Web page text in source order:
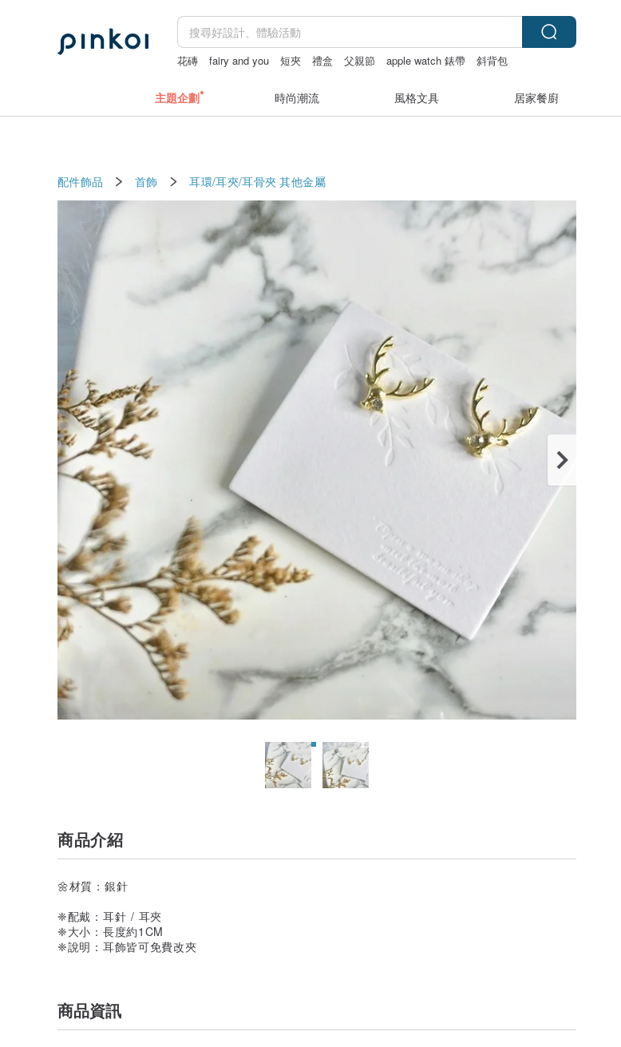
花磚 fairy and you 短夾 禮盒 父親節 apple watch 錶帶
斜背包
主題企劃 時尚潮流 風格文具 居家餐廚
配件飾品 首飾 耳環/耳夾/耳骨夾 其他金屬
商品介紹
🌼材質：銀針
❈配戴：耳針 / 耳夾
❈大小：長度約1CM
❈說明：耳飾皆可免費改夾
商品資訊